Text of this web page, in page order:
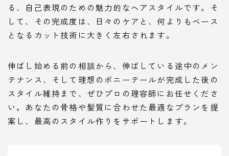
る、自己表現のための魅力的なヘアスタイルです。そ
して、その完成度は、日々のケアと、何よりもベース
となるカット技術に大きく左右されます。
伸ばし始める前の相談から、伸ばしている途中のメン
テナンス、そして理想のポニーテールが完成した後の
スタイル維持まで、ぜひプロの理容師にお任せくださ
い。あなたの骨格や髪質に合わせた最適なプランを提
案し、最高のスタイル作りをサポートします。